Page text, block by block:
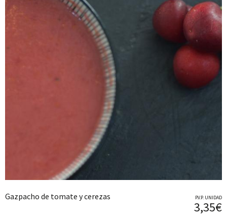
Gazpacho de tomate y cerezas P.V.P. UNIDAD
3,35€